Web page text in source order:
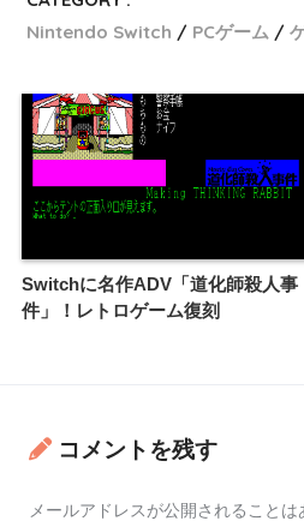
Nintendo Switch
PCゲーム
Switchに名作ADV「道化師殺人事
件」！レトロゲーム復刻
コメントを残す
メールアドレスが公開されることは